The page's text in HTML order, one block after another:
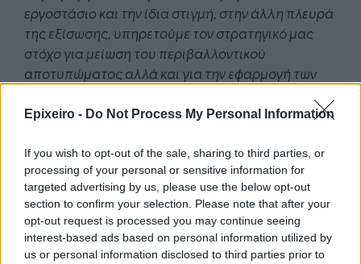
Epixeiro - Do Not Process My Personal Information
If you wish to opt-out of the sale, sharing to third parties, or
processing of your personal or sensitive information for
targeted advertising by us, please use the below opt-out
section to confirm your selection. Please note that after your
opt-out request is processed you may continue seeing
interest-based ads based on personal information utilized by
us or personal information disclosed to third parties prior to
εργοστάσιο και την ίδια στιγμή, στην άλλη πλευρά
της εξίσωσης, υπηρετούμε τον στρατηγικό μας
στόχο για μείωση του περιβαλλοντικού
αποτυπώματος αλλά και για την εφαρμογή των
επιχειρηματικές δραστηριότητες. Δεν συνιστά ένα
κερδίζουμε καθημερινά» σχολιάζει η διευθύντρια
Εταιρικών Υποθέσεων και Επικοινωνίας της JTI
στην Ελλάδα κ. Γεωργία Καρούντζου.